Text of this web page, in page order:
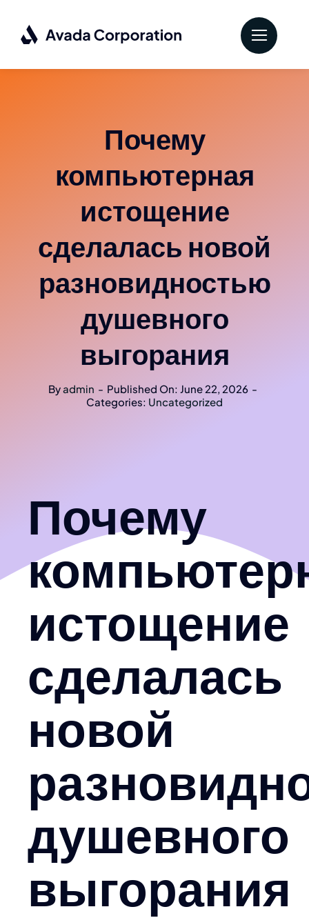
content
Почему
компьютерная
истощение
сделалась новой
разновидностью
душевного
выгорания
Byadmin - Published On: June 22, 2026 -
Categories: Uncategorized
Почему
истощение
сделалась
новой
душевного
выгорания